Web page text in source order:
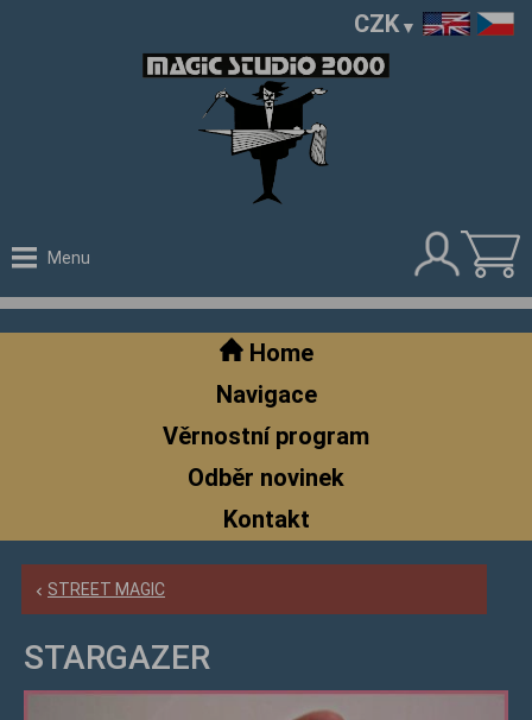
CZK
Menu
Home
Navigace
Věrnostní program
Odběr novinek
Kontakt
STREET MAGIC
STARGAZER